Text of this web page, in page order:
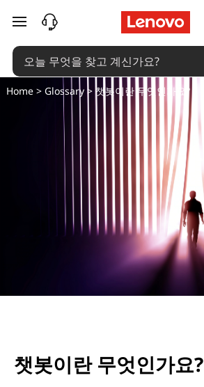
챗
봇
이
?
주요 콘텐츠로 건너뛰기
Home> Glossary> 챗봇이란 무엇인가요?
챗봇이란 무엇인가요?